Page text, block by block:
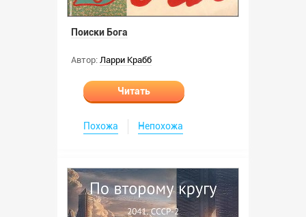
Поиски Бога
Автор: Ларри Крабб
Читать
Похожа Непохожа